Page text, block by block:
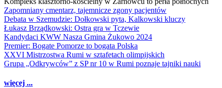
Zapomniany cmentarz, tajemnicze zgony pacjentów
Debata w Szemudzie: Dołkowski pyta, Kalkowski kluczy
Łukasz Brządkowski: Ostra gra w Tczewie
Kandydaci KWW Nasza Gmina Żukowo 2024
Premier: Bogate Pomorze to bogata Polska
XXVI Mistrzostwa Rumi w sztafetach olimpijskich
Grupa „Odkrywców” z SP nr 10 w Rumi poznaje tajniki nauki
więcej ...